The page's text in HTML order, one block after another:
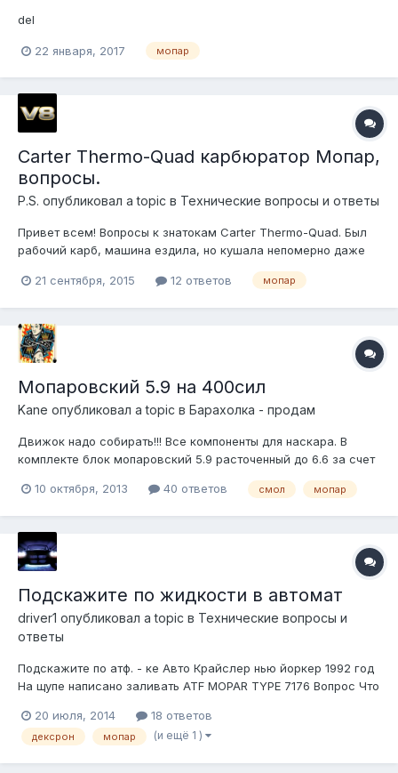
del
22 января, 2017 мопар
Carter Thermo-Quad карбюратор Мопар,
вопросы.
P.S. опубликовал a topic в Технические вопросы и ответы
Привет всем! Вопросы к знатокам Carter Thermo-Quad. Был
рабочий карб, машина ездила, но кушала непомерно даже
для своего аппетита. Разобрал) не заводится. По всем
признакам заливает мотор. Видимо дело в резинках между
Поставил новые из ремкомплекта,...
21 сентября, 2015 12 ответов мопар
Мопаровский 5.9 на 400сил
Kane опубликовал a topic в Барахолка - продам
Движок надо собирать!!! Все компоненты для наскара. В
комплекте блок мопаровский 5.9 расточенный до 6.6 за счет
ремонтировали и т.п. в конторе(содрали около 10тыс). Лежит
писать, а выложу фото -...
10 октября, 2013 40 ответов смол мопар
Подскажите по жидкости в автомат
driver1 опубликовал a topic в Технические вопросы и
ответы
Подскажите по атф. - ке Авто Крайслер нью йоркер 1992 год
На щупе написано заливать ATF MOPAR TYPE 7176 Вопрос Что
вроде дексрон 2. Хочется услышать мнение специалистов. В
пунктах замены масла в Архангельске и в магазинах авто
20 июля, 2014 18 ответов
дексрон мопар (и ещё 1 )